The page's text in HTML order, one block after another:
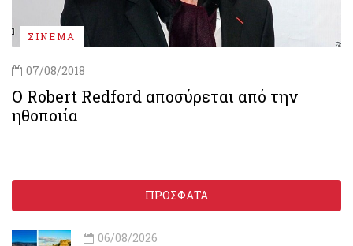
ΣΙΝΕΜΑ
07/08/2018
Ο Robert Redford αποσύρεται από την
ηθοποιία
ΠΡΟΣΦΑΤΑ
06/08/2026